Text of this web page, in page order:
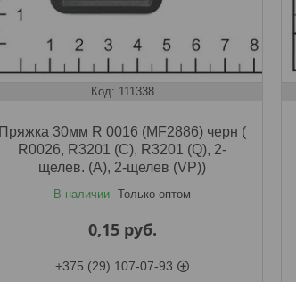
111338
Пряжка 30мм R 0016 (MF2886) черн (
R0026, R3201 (C), R3201 (Q), 2-
щелев. (A), 2-щелев (VP))
В наличии Только оптом
0,15 руб.
+375 (29) 107-07-93